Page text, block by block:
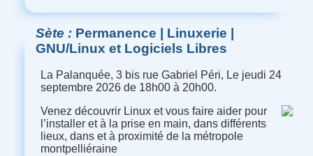
Sète Permanence | Linuxerie |
GNU/Linux et Logiciels Libres
La Palanquée, 3 bis rue Gabriel Péri, Le jeudi 24
septembre 2026 de 18h00 à 20h00.
Venez découvrir Linux et vous faire aider pour
l’installer et à la prise en main, dans différents
lieux, dans et à proximité de la métropole
montpelliéraine